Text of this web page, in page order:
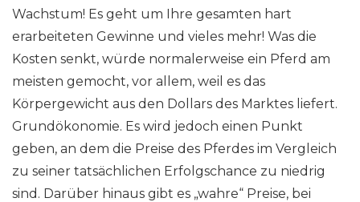
Wachstum! Es geht um Ihre gesamten hart
erarbeiteten Gewinne und vieles mehr! Was die
Kosten senkt, würde normalerweise ein Pferd am
meisten gemocht, vor allem, weil es das
Körpergewicht aus den Dollars des Marktes liefert.
Grundökonomie. Es wird jedoch einen Punkt
geben, an dem die Preise des Pferdes im Vergleich
zu seiner tatsächlichen Erfolgschance zu niedrig
sind. Darüber hinaus gibt es „wahre“ Preise, bei